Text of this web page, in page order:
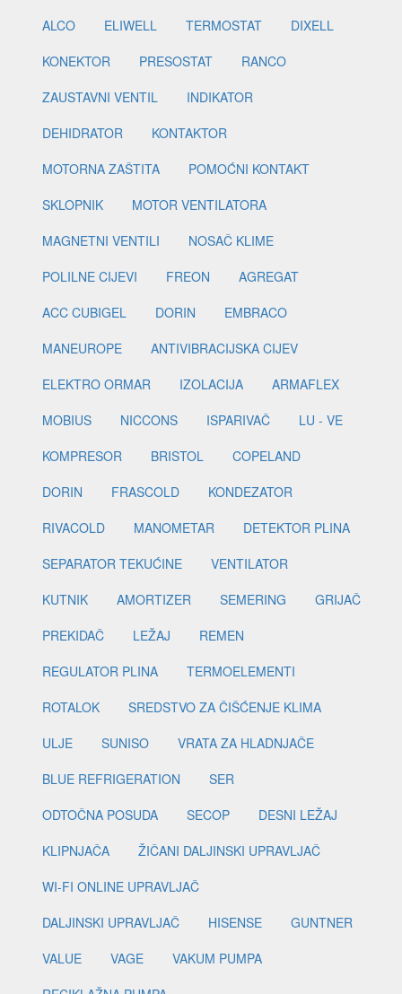
ALCO
ELIWELL TERMOSTAT
DIXELL
KONEKTOR
PRESOSTAT
RANCO
ZAUSTAVNI VENTIL
INDIKATOR
DEHIDRATOR
KONTAKTOR
MOTORNA ZAŠTITA
POMOĆNI KONTAKT
SKLOPNIK
MOTOR VENTILATORA
MAGNETNI VENTILI
NOSAČ KLIME
POLILNE CIJEVI
FREON
AGREGAT
ACC CUBIGEL
DORIN
EMBRACO
MANEUROPE
ANTIVIBRACIJSKA CIJEV
ELEKTRO ORMAR
IZOLACIJA
ARMAFLEX
MOBIUS
NICCONS ISPARIVAČ
LU - VE
KOMPRESOR
BRISTOL
COPELAND
DORIN
FRASCOLD
KONDEZATOR
RIVACOLD
MANOMETAR
DETEKTOR PLINA
SEPARATOR TEKUĆINE
VENTILATOR
KUTNIK
AMORTIZER SEMERING
GRIJAČ
PREKIDAČ
LEŽAJ
REMEN
REGULATOR PLINA
TERMOELEMENTI
ROTALOK
SREDSTVO ZA ČIŠĆENJE KLIMA
ULJE
SUNISO
VRATA ZA HLADNJAČE
BLUE REFRIGERATION
SER
ODTOČNA POSUDA
SECOP
DESNI LEŽAJ
KLIPNJAČA
ŽIČANI DALJINSKI UPRAVLJAČ
WI-FI ONLINE UPRAVLJAČ
DALJINSKI UPRAVLJAČ
HISENSE
GUNTNER
VALUE
VAGE
VAKUM PUMPA